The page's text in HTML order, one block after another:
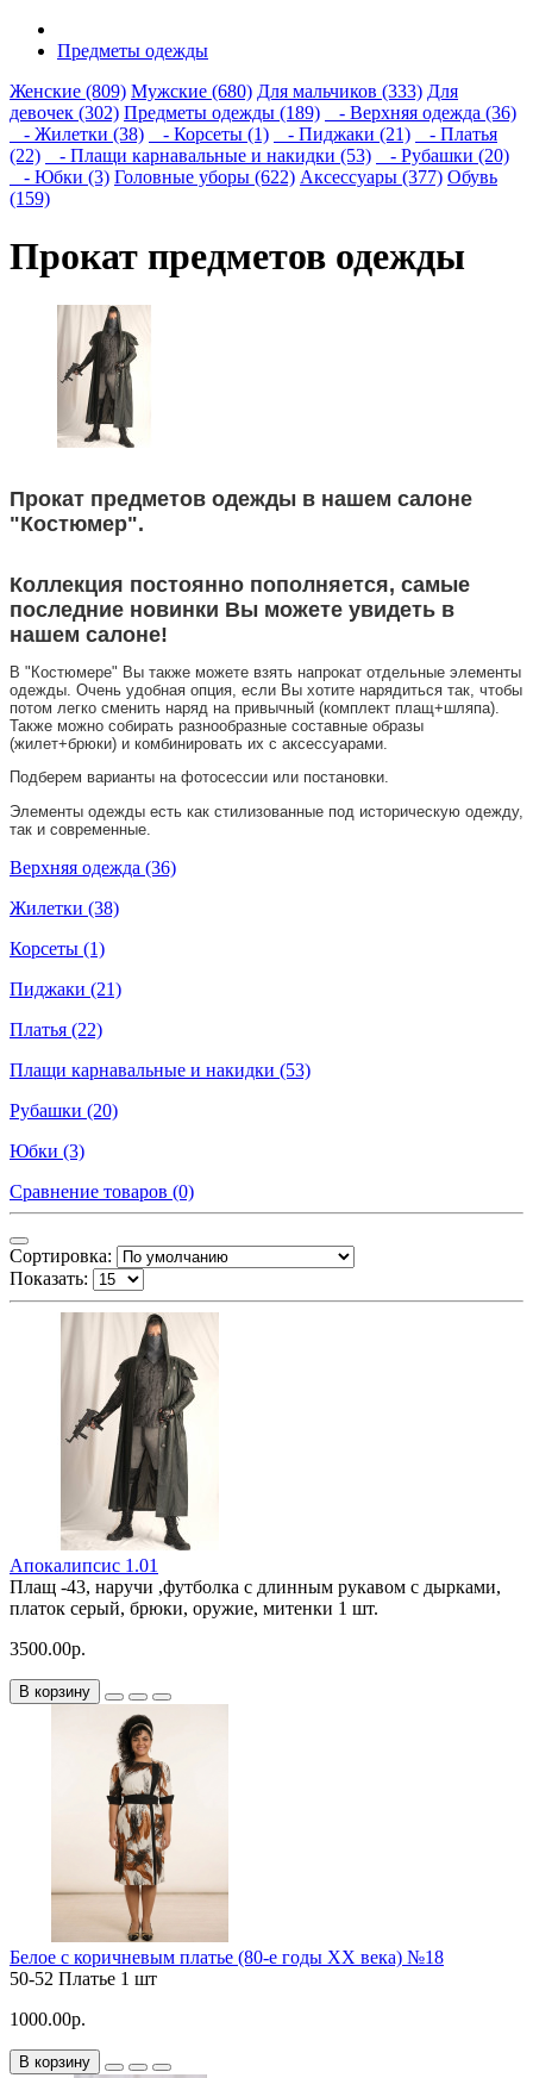
Предметы одежды
Женские (809) Мужские (680) Для мальчиков (333) Для
девочек (302) Предметы одежды (189)
- Верхняя одежда (36)
- Жилетки (38)
- Корсеты (1) - Пиджаки (21)
- Платья
(22)
- Плащи карнавальные и накидки (53)
- Рубашки (20)
- Юбки (3) Головные уборы (622) Аксессуары (377) Обувь
(159)
Прокат предметов одежды
Прокат предметов одежды в нашем салоне
"Костюмер".
Коллекция постоянно пополняется, самые
последние новинки Вы можете увидеть в
нашем салоне!
В "Костюмере" Вы также можете взять напрокат отдельные элементы
одежды. Очень удобная опция, если Вы хотите нарядиться так, чтобы
потом легко сменить наряд на привычный (комплект плащ+шляпа).
Также можно собирать разнообразные составные образы
(жилет+брюки) и комбинировать их с аксессуарами.
Подберем варианты на фотосессии или постановки.
Элементы одежды есть как стилизованные под историческую одежду,
так и современные.
Верхняя одежда (36)
Жилетки (38)
Корсеты (1)
Пиджаки (21)
Платья (22)
Плащи карнавальные и накидки (53)
Рубашки (20)
Юбки (3)
Сравнение товаров (0)
Сортировка:
Показать:
Апокалипсис 1.01
Плащ -43, наручи ,футболка с длинным рукавом с дырками,
платок серый, брюки, оружие, митенки 1 шт.
3500.00р.
В корзину
Белое с коричневым платье (80-е годы ХХ века) №18
50-52 Платье 1 шт
1000.00р.
В корзину